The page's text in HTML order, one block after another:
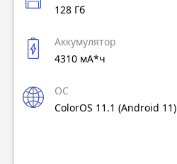
128 Гб
Аккумулятор
4310 мА*ч
ОС
ColorOS 11.1 (Android 11)